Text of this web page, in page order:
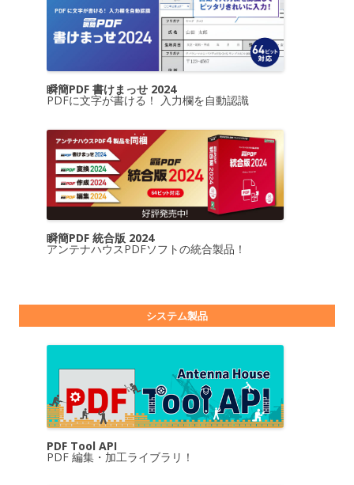
瞬簡PDF 書けまっせ 2024
PDFに文字が書ける！ 入力欄を自動認識
瞬簡PDF 統合版 2024
アンテナハウスPDFソフトの統合製品！
システム製品
PDF Tool API
PDF 編集・加工ライブラリ！